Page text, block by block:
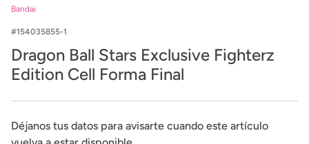
Bandai
154035855-1
Dragon Ball Stars Exclusive Fighterz
Edition Cell Forma Final
Déjanos tus datos para avisarte cuando este artículo